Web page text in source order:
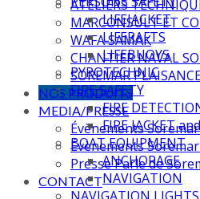
ATELIERS
MARCONSULT ET
WAFA SAMAK
CHANTIER NAVAL
SOREMAR
NOS PRODUITS
MEDIA/PRESSE
Évènements
Évènements
Presse Parle de
CONTACT
LIFEJACKET
LIFERAFTS
LIFEBUOYS
PYROTECHNIC
FIRE SAFETY
FIRE
FIRE JACKET
BOAT EQUIPMENT
ANCHORAGE
NAVIGATION